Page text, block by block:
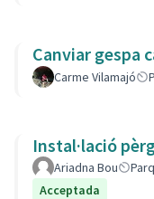
Canviar gespa
Carme Vilamajó
Instal·lació
Ariadna Bou
Acceptada